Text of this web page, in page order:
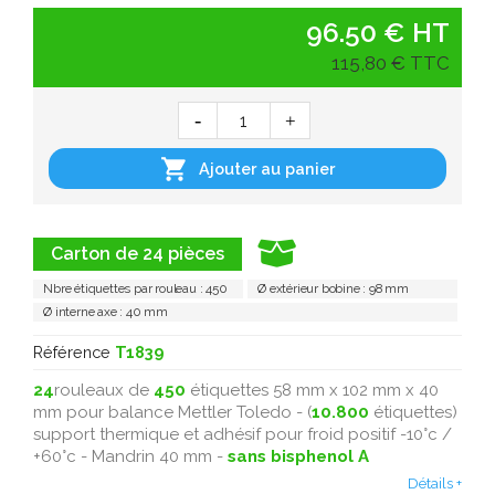
Carton de 24 pièces
Nbre étiquettes par rouleau : 450
Ø extérieur bobine : 98 mm
Ø interne axe : 40 mm
Référence T1839
24rouleaux de 450 étiquettes 58 mm x 102 mm x 40
mm pour balance Mettler Toledo - (10.800 étiquettes)
support thermique et adhésif pour froid positif -10°c /
+60°c - Mandrin 40 mm - sans bisphenol A
Détails +
96.50 € HT
115,80 € TTC
 Ajouter au panier